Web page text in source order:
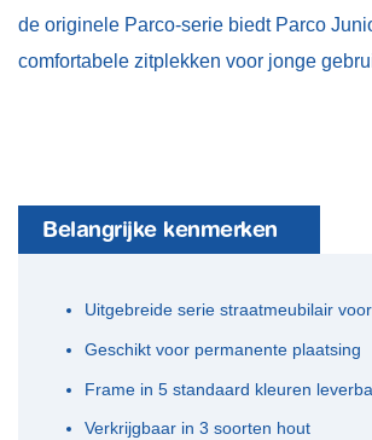
de originele Parco-serie biedt Parco
comfortabele zitplekken voor jonge
Belangrijke kenmerken
Uitgebreide serie straatmeubilair
Geschikt voor permanente plaatsing
Frame in 5 standaard kleuren
Verkrijgbaar in 3 soorten hout